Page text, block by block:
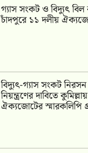
গ্যাস সংকট ও বিদ্যুৎ বিল
চাঁদপুরে ১১ দলীয়
‎বিদ্যুৎ-গ্যাস সংকট
নিয়ন্ত্রণের দাবিতে
ঐক‍্যজোটের স্মারকলিপি